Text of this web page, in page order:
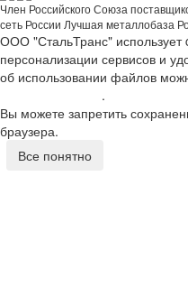
Член Российского Союза
сеть России Лучшая металлобаза
ООО "СтальТранс" использует
персонализации сервисов и
об использовании файлов
.
Вы можете запретить
браузера.
Все понятно